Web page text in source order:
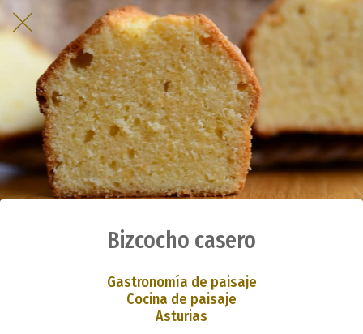
Bizcocho casero
Gastronomía de paisaje
Cocina de paisaje
Asturias